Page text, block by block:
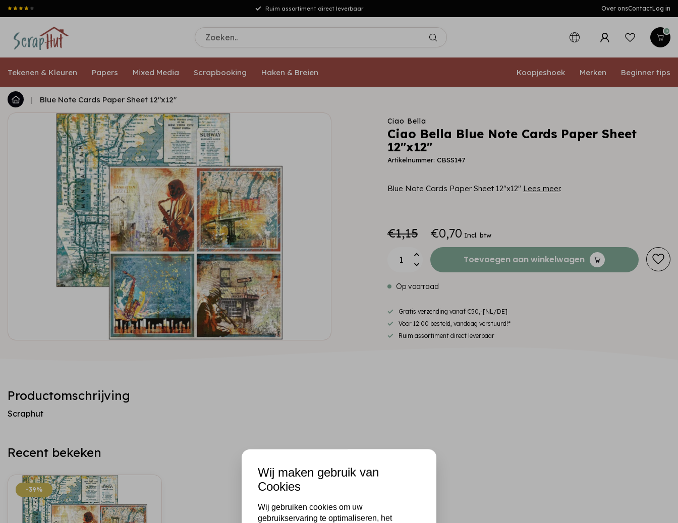
Gratis verzending vanaf €50,-[NL/DE] Over onsContactLog in
0
Tekenen & Kleuren Papers Mixed Media Scrapbooking Haken & Breien Koopjeshoek Merken Beginner tips
| Blue Note Cards Paper Sheet 12"x12"
Ciao Bella
Ciao Bella Blue Note Cards Paper Sheet
12"x12"
Artikelnummer: CBSS147
Blue Note Cards Paper Sheet 12"x12" Lees meer.
€1,15 €0,70 Incl. btw
Toevoegen aan winkelwagen
Op voorraad
Gratis verzending vanaf €50,-[NL/DE]
Voor 12:00 besteld, vandaag verstuurd!*
Ruim assortiment direct leverbaar
Productomschrijving
Scraphut
Recent bekeken
-39%
-39%
Wij maken gebruik van
Cookies
Wij gebruiken cookies om uw
gebruikservaring te optimaliseren, het